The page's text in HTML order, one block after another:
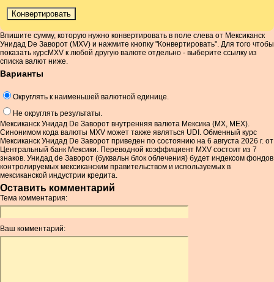
Впишите сумму, которую нужно конвертировать в поле слева от Мексиканск
Унидад De Заворот (MXV) и нажмите кнопку "Конвертировать". Для того чтобы
показать курсMXV к любой другую валюте отдельно - выберите ссылку из
списка валют ниже.
Варианты
Округлять к наименьшей валютной единице.
Не округлять результаты.
Мексиканск Унидад De Заворот внутренняя валюта Мексика (MX, MEX).
Синонимом кода валюты MXV может также являться UDI. Обменный курс
Мексиканск Унидад De Заворот приведен по состоянию на 6 августа 2026 г. от
Центральный банк Мексики. Переводной коэффициент MXV состоит из 7
знаков. Унидад de Заворот (буквальн блок облечения) будет индексом фондов
контролируемых мексиканским правительством и используемых в
мексиканской индустрии кредита.
Оставить комментарий
Тема комментария:
Ваш комментарий: